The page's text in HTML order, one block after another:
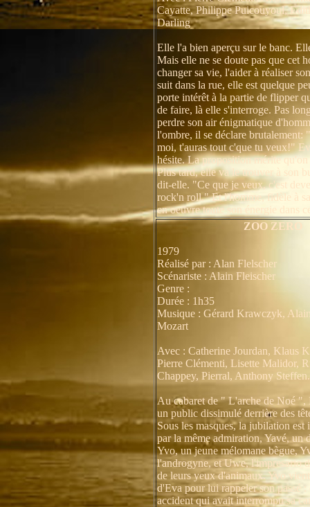
Cayatte, Philippe Puicouyoul,
Darling
Elle l'a bien aperçu sur le banc.
Mais elle ne se doute pas que cet
changer sa vie, l'aider à réaliser
suit dans la rue, elle est quelque
porte intérêt à la partie de flipper
de faire, là elle s'interroge. Pas
perdre son air énigmatique
l'ombre, il se déclare brutalement:
moi, t'auras tout c'que tu veux!"
hésite. La proposition mérite
Plus tard, elle va le trouver à son
dit-elle. "Ce que je veux, c'est
rock'n roll." Et l'homme, fidèle à
en oeuvre toute son énergie dans
ZOO ZERO
1979
Réalisé par : Alan Flelscher
Scénariste : Alain Fleischer
Genre :
Durée : 1h35
Musique : Gérard Krawczyk,
Mozart
Avec : Catherine Jourdan, Klaus
Pierre Clémenti, Lisette Malidor,
Chappey, Pierral, Anthony Steffen.
Au cabaret de " L'arche de Noé ",
un public dissimulé derrière des
Sous les masques, la jubilation est
par la même admiration, Yavé, un
Yvo, un jeune mélomane bègue,
l'androgyne, et Uwe, l'impresario
de leurs yeux d'animaux. Yvo
d'Eva pour lui rappeler son passé :
accident qui avait interrompu sa